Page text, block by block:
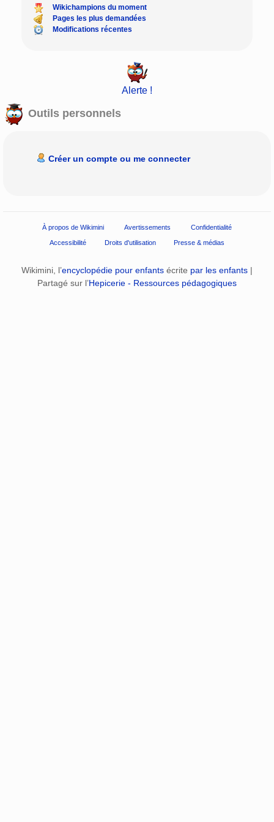
Wikichampions du moment
Pages les plus demandées
Modifications récentes
Alerte !
Outils personnels
Créer un compte ou me connecter
À propos de Wikimini Avertissements Confidentialité
Accessibilité Droits d'utilisation Presse & médias
Wikimini, l’encyclopédie pour enfants écrite par les enfants |
Partagé sur l’Hepicerie - Ressources pédagogiques